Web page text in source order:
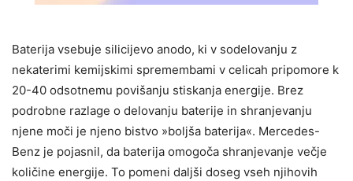
Baterija vsebuje silicijevo anodo, ki v sodelovanju z
nekaterimi kemijskimi spremembami v celicah pripomore k
20-40 odsotnemu povišanju stiskanja energije. Brez
podrobne razlage o delovanju baterije in shranjevanju
njene moči je njeno bistvo »boljša baterija«. Mercedes-
Benz je pojasnil, da baterija omogoča shranjevanje večje
količine energije. To pomeni daljši doseg vseh njihovih